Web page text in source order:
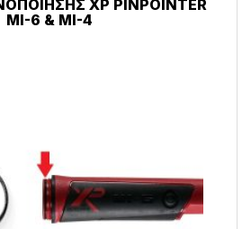
XP PINPOINTER
MI-6 & MI-4